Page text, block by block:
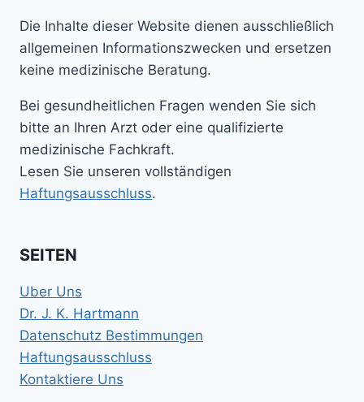
Die Inhalte dieser Website dienen ausschließlich
allgemeinen Informationszwecken und ersetzen
keine medizinische Beratung.
Bei gesundheitlichen Fragen wenden Sie sich
bitte an Ihren Arzt oder eine qualifizierte
medizinische Fachkraft.
Lesen Sie unseren vollständigen
Haftungsausschluss.
SEITEN
Uber Uns
Dr. J. K. Hartmann
Datenschutz Bestimmungen
Haftungsausschluss
Kontaktiere Uns